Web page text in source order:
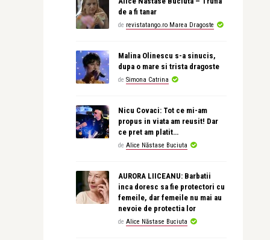
de a fi tanar
de revistatango.ro Marea Dragoste
Malina Olinescu s-a sinucis,
dupa o mare si trista dragoste
de Simona Catrina
Nicu Covaci: Tot ce mi-am
propus in viata am reusit! Dar
ce pret am platit…
de Alice Năstase Buciuta
AURORA LIICEANU: Barbatii
inca doresc sa fie protectori cu
femeile, dar femeile nu mai au
nevoie de protectia lor
de Alice Năstase Buciuta